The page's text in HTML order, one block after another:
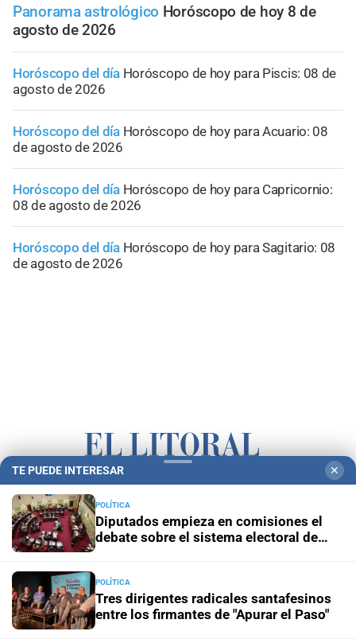
Panorama astrológico Horóscopo de hoy 8 de
agosto de 2026
Horóscopo del día Horóscopo de hoy para Piscis: 08 de
agosto de 2026
Horóscopo del día Horóscopo de hoy para Acuario: 08
de agosto de 2026
Horóscopo del día Horóscopo de hoy para Capricornio:
08 de agosto de 2026
Horóscopo del día Horóscopo de hoy para Sagitario: 08
de agosto de 2026
Campolitoral
Podcasts Mirador Provincial VivíMejor SF Puerto Negocios
Notife Educacion SF
TE PUEDE INTERESAR ✕
POLÍTICA
Diputados empieza en comisiones el
debate sobre el sistema electoral de
POLÍTICA
Tres dirigentes radicales santafesinos
entre los firmantes de "Apurar el Paso"